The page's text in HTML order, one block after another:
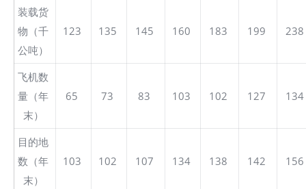
装载货
物（千
公吨）
123 135 145 160 183 199 238
飞机数
量（年
末）
65 73 83 103 102 127 134
目的地
数（年
末）
103 102 107 134 138 142 156